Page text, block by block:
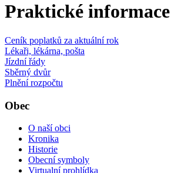
Praktické informace
Ceník poplatků za aktuální rok
Lékaři, lékárna, pošta
Jízdní řády
Sběrný dvůr
Plnění rozpočtu
Obec
O naší obci
Kronika
Historie
Obecní symboly
Virtualní prohlídka